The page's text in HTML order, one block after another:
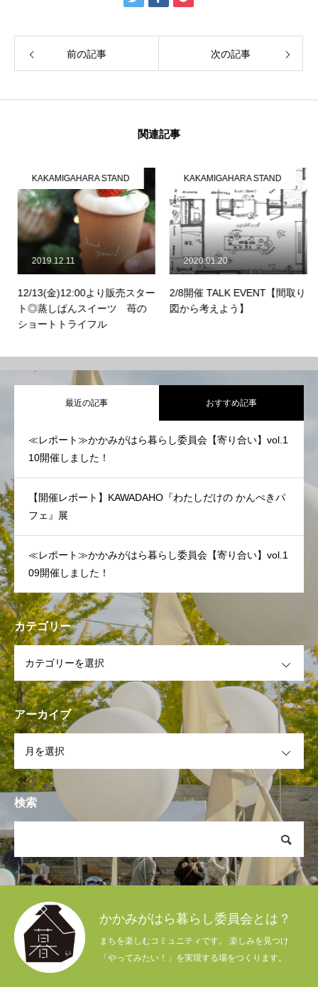
前の記事 次の記事
関連記事
KAKAMIGAHARA STAND
12/13(金)12:00より販売スター
ト◎蒸しぱんスイーツ 苺の
ショートトライフル
2019.12.11
KAKAMIGAHARA STAND
2/8開催 TALK EVENT【間取り
図から考えよう】
2020.01.20
最近の記事 おすすめ記事
≪レポート≫かかみがはら暮らし委員会【寄り合い】vol.1
10開催しました！
【開催レポート】KAWADAHO『わたしだけの かんぺきパ
フェ』展
≪レポート≫かかみがはら暮らし委員会【寄り合い】vol.1
09開催しました！
カテゴリー
アーカイブ
検索
かかみがはら暮らし委員会とは？
まちを楽しむコミュニティです。 楽しみを見つけ
「やってみたい！」を実現する場をつくります。